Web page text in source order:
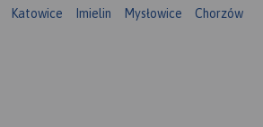
Katowice Imielin Mysłowice Chorzów